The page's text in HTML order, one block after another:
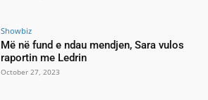
Showbiz
Më në fund e ndau mendjen, Sara vulos
raportin me Ledrin
October 27, 2023